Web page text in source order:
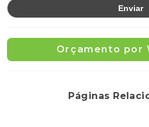
Orçamento por
Páginas